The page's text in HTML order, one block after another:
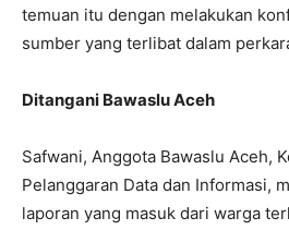
temuan itu dengan melakukan
sumber yang terlibat dalam
Ditangani Bawaslu Aceh
Safwani, Anggota Bawaslu Aceh,
Pelanggaran Data dan Informasi,
laporan yang masuk dari warga